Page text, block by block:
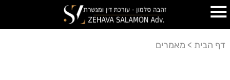
דף הבית > מאמרים